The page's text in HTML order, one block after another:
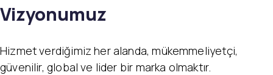
Vizyonumuz
Hizmet verdiğimiz her alanda, mükemmeliyetçi,
güvenilir, global ve lider bir marka olmaktır.